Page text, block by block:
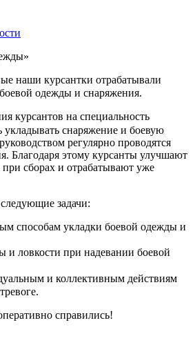
наши курсантки отрабатывали
одежды и снаряжения.
курсантов на специальность
укладывать снаряжение и боевую
регулярно проводятся
Благодаря этому курсанты улучшают
при сборах и отрабатывают уже
задачи:
способам укладки боевой одежды и
и ловкости при надевании боевой
и коллективным действиям
справились!